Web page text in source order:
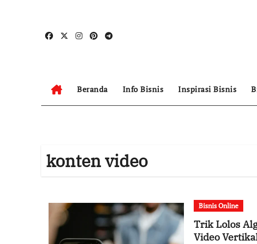
Beranda Info Bisnis Inspirasi Bisnis
konten video
Bisnis Online
Trik Lolos
Video